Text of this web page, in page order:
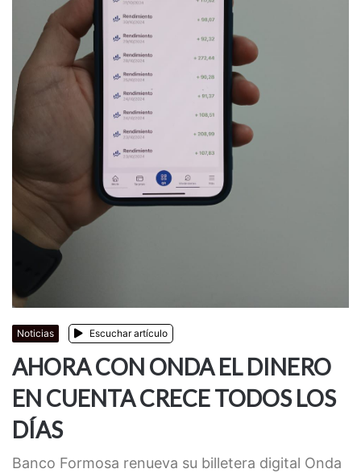
Noticias Escuchar artículo
AHORA CON ONDA EL DINERO
EN CUENTA CRECE TODOS LOS
DÍAS
Banco Formosa renueva su billetera digital Onda